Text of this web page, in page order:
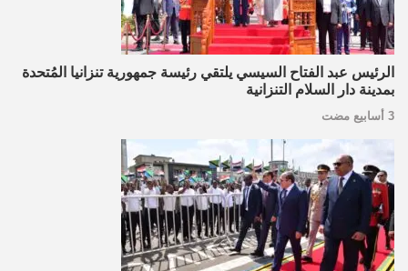
الرئيس عبد الفتاح السيسي يلتقي رئيسة جمهورية تنزانيا المُتحدة
بمدينة دار السلام التنزانية
3 أسابيع مضت